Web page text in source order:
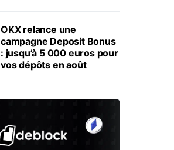
OKX relance une
campagne Deposit Bonus
: jusqu’à 5 000 euros pour
vos dépôts en août